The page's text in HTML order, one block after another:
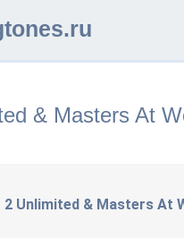
& Masters At
2 Unlimited & Masters At